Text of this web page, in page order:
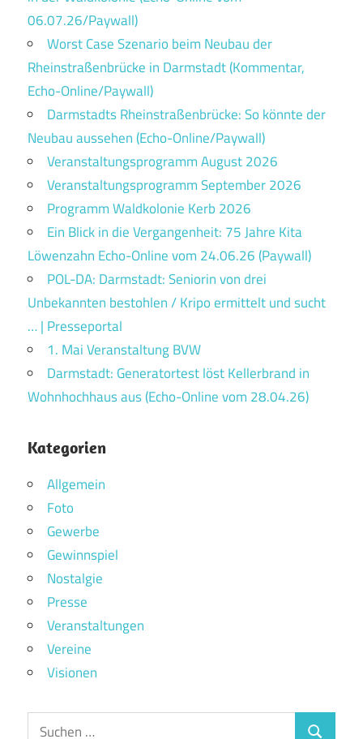
06.07.26/Paywall)
Worst Case Szenario beim Neubau der
Rheinstraßenbrücke in Darmstadt (Kommentar,
Echo-Online/Paywall)
Darmstadts Rheinstraßenbrücke: So könnte der
Neubau aussehen (Echo-Online/Paywall)
Veranstaltungsprogramm August 2026
Veranstaltungsprogramm September 2026
Programm Waldkolonie Kerb 2026
Ein Blick in die Vergangenheit: 75 Jahre Kita
Löwenzahn Echo-Online vom 24.06.26 (Paywall)
POL-DA: Darmstadt: Seniorin von drei
Unbekannten bestohlen / Kripo ermittelt und sucht
… | Presseportal
1. Mai Veranstaltung BVW
Darmstadt: Generatortest löst Kellerbrand in
Wohnhochhaus aus (Echo-Online vom 28.04.26)
Kategorien
Allgemein
Foto
Gewerbe
Gewinnspiel
Nostalgie
Presse
Veranstaltungen
Vereine
Visionen